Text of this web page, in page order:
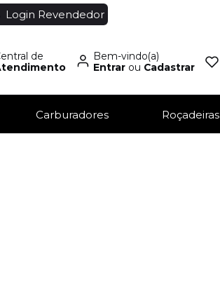
Login Revendedor
de
Bem-vindo(a)
Entrarou Cadastrar
Carburadores Roçadeiras